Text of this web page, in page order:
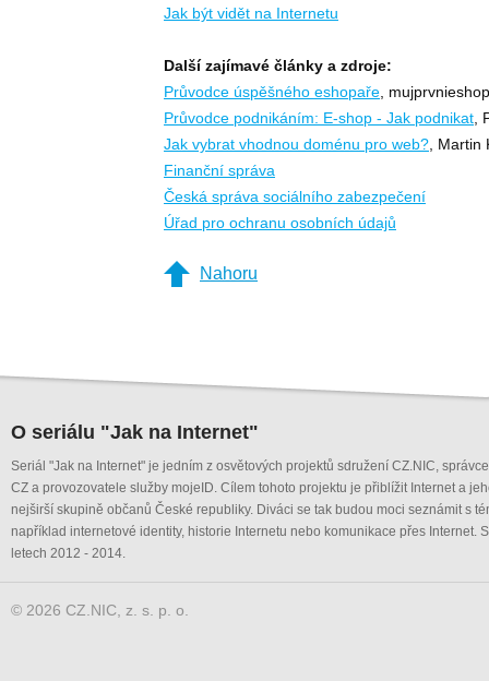
Jak být vidět na Internetu
Další zajímavé články a zdroje:
Průvodce úspěšného eshopaře ,
Průvodce podnikáním: E-shop - Jak podnikat ,
Jak vybrat vhodnou doménu pro web? ,
Finanční správa
Česká správa sociálního zabezpečení
Úřad pro ochranu osobních údajů
Nahoru
O seriálu "Jak na Internet"
Seriál "Jak na Internet" je jedním z osvětových projektů sdružení CZ.NIC,
CZ a provozovatele služby mojeID. Cílem tohoto projektu je přiblížit Internet a
nejširší skupině občanů České republiky. Diváci se tak budou moci seznámit s
například internetové identity, historie Internetu nebo komunikace přes Internet.
letech 2012 - 2014.
© 2026 CZ.NIC, z. s. p. o.